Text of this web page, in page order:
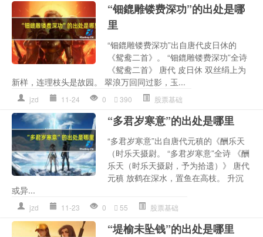
“钿鎞雕镂费深功”的出处是哪
里
“钿鎞雕镂费深功”出自唐代皮日休的
《鸳鸯二首》。 “钿鎞雕镂费深功”全诗
《鸳鸯二首》 唐代 皮日休 双丝绢上为
新样，连理枝头是故园。 翠浪万回同过影，玉...
jzd 11-24 0 390 股票基础
“多君岁寒意”的出处是哪里
“多君岁寒意”出自唐代元稹的《酬乐天
（时乐天摄尉。 “多君岁寒意”全诗 《酬
乐天（时乐天摄尉，予为拾遗）》 唐代
元稹 放鹤在深水，置鱼在高枝。 升沉
或异...
jzd 11-23 0 55 股票基础
“堤榆未坠钱”的出处是哪里